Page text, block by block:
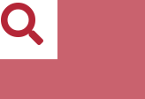
Buscar